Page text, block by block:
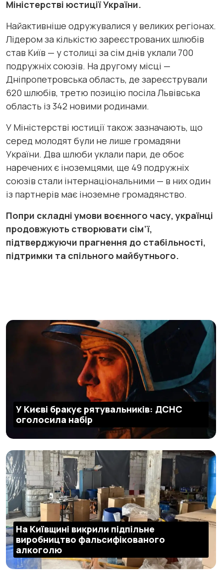
Міністерстві юстиції України.
Найактивніше одружувалися у великих регіонах.
Лідером за кількістю зареєстрованих шлюбів
став Київ — у столиці за сім днів уклали 700
подружніх союзів. На другому місці —
Дніпропетровська область, де зареєстрували
620 шлюбів, третю позицію посіла Львівська
область із 342 новими родинами.
У Міністерстві юстиції також зазначають, що
серед молодят були не лише громадяни
України. Два шлюби уклали пари, де обоє
наречених є іноземцями, ще 49 подружніх
союзів стали інтернаціональними — в них один
із партнерів має іноземне громадянство.
Попри складні умови воєнного часу, українці
продовжують створювати сім’ї,
підтверджуючи прагнення до стабільності,
підтримки та спільного майбутнього.
У Києві бракує рятувальників: ДСНС
оголосила набір
На Київщині викрили підпільне
виробництво фальсифікованого
алкоголю